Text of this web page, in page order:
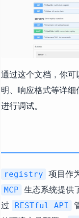
通过这个文档，你
明、响应格式等详
进行调试。
registry 项目作
MCP
生态系统提供
过
RESTful API